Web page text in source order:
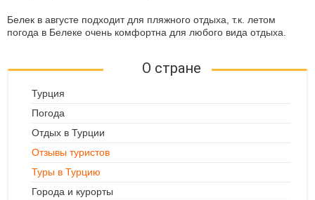
Белек в августе подходит для пляжного отдыха, т.к. летом
погода в Белеке очень комфортна для любого вида отдыха.
О стране
Турция
Погода
Отдых в Турции
Отзывы туристов
Туры в Турцию
Города и курорты